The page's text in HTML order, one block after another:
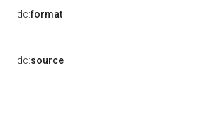
dc:format
dc:source